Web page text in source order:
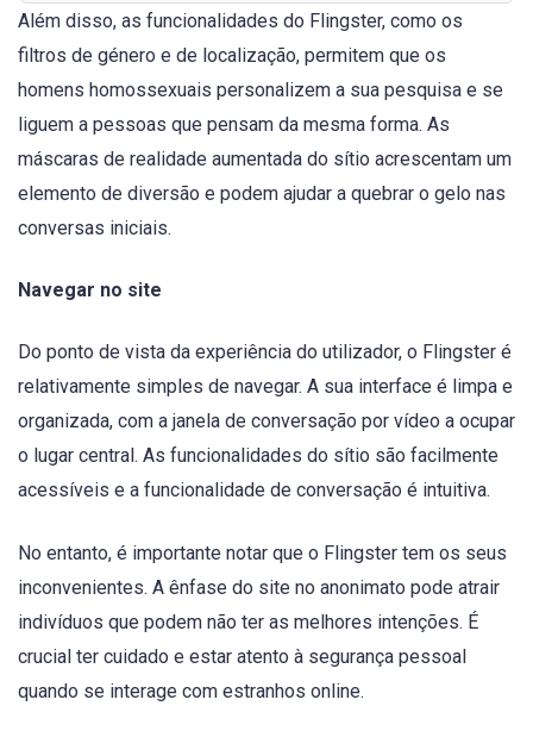
Além disso, as funcionalidades do Flingster, como os
filtros de género e de localização, permitem que os
homens homossexuais personalizem a sua pesquisa e se
liguem a pessoas que pensam da mesma forma. As
máscaras de realidade aumentada do sítio acrescentam um
elemento de diversão e podem ajudar a quebrar o gelo nas
conversas iniciais.
Navegar no site
Do ponto de vista da experiência do utilizador, o Flingster é
relativamente simples de navegar. A sua interface é limpa e
organizada, com a janela de conversação por vídeo a ocupar
o lugar central. As funcionalidades do sítio são facilmente
acessíveis e a funcionalidade de conversação é intuitiva.
No entanto, é importante notar que o Flingster tem os seus
inconvenientes. A ênfase do site no anonimato pode atrair
indivíduos que podem não ter as melhores intenções. É
crucial ter cuidado e estar atento à segurança pessoal
quando se interage com estranhos online.